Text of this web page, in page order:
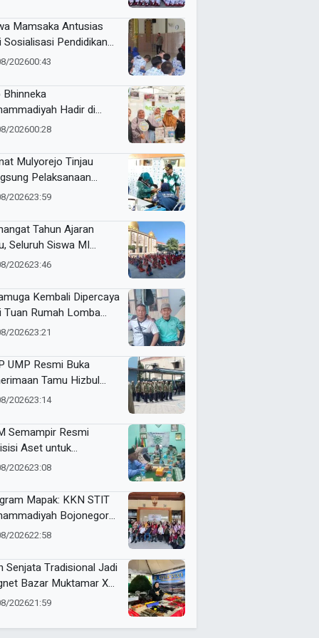
Mamsaka Antusias
Sosialisasi Pendidikan
ke Luar Negeri
202600:43
Bhinneka
Hadir di
Nasyiatul Aisyiyah
202600:28
Mulyorejo Tinjau
Pelaksanaan
BIAS MR dan HPV
202623:59
Tahun Ajaran
Seluruh Siswa MI
5
Suci Perdana
202623:46
Kembali Dipercaya
Tuan Rumah Lomba
Futsal HUT RI Ke-81
202623:21
UMP Resmi Buka
Tamu Hizbul
Tema “Satu Qobilah,
202623:14
Semampir Resmi
Aset untuk
Amal Usaha
202623:08
Mapak: KKN STIT
Bojonegoro
Sosialisasi Pengolahan
202622:58
Senjata Tradisional Jadi
Bazar Muktamar XVI
Suci Sedunia
202621:59